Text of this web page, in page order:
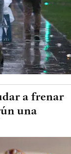
a frenar
una